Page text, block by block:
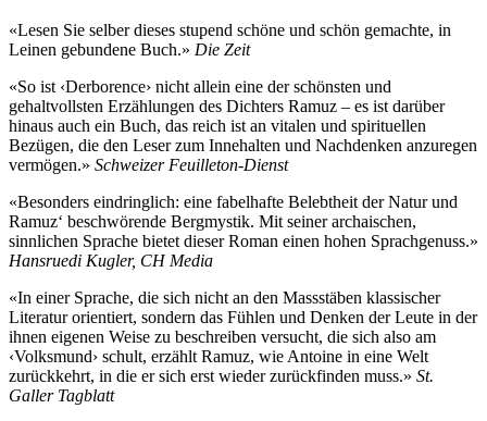
«Lesen Sie selber dieses stupend schöne und schön gemachte, in
Leinen gebundene Buch.» Die Zeit
«So ist ‹Derborence› nicht allein eine der schönsten und
gehaltvollsten Erzählungen des Dichters Ramuz – es ist darüber
hinaus auch ein Buch, das reich ist an vitalen und spirituellen
Bezügen, die den Leser zum Innehalten und Nachdenken anzuregen
vermögen.» Schweizer Feuilleton-Dienst
«Besonders eindringlich: eine fabelhafte Belebtheit der Natur und
Ramuz‘ beschwörende Bergmystik. Mit seiner archaischen,
sinnlichen Sprache bietet dieser Roman einen hohen Sprachgenuss.»
Hansruedi Kugler, CH Media
«In einer Sprache, die sich nicht an den Massstäben klassischer
Literatur orientiert, sondern das Fühlen und Denken der Leute in der
ihnen eigenen Weise zu beschreiben versucht, die sich also am
‹Volksmund› schult, erzählt Ramuz, wie Antoine in eine Welt
zurückkehrt, in die er sich erst wieder zurückfinden muss.» St.
Galler Tagblatt